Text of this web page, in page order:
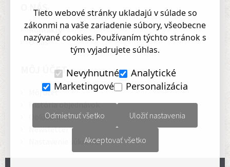
O NÁS
Kontakty
O nás
MÔJ ÚČET
Môj účet
História objednávok
Obľúbené
Newsletter
Nastavenie súkromia
Tieto webové stránky ukladajú v súlade so
zákonmi na vaše zariadenie súbory, všeobecne
nazývané cookies. Používaním týchto stránok s
tým vyjadrujete súhlas.
Nevyhnutné
Analytické
Marketingové
Personalizácia
Odmietnuť všetko Uložiť nastavenia
Akceptovať všetko